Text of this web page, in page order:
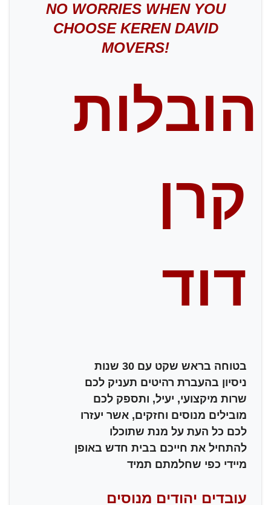
NO WORRIES WHEN YOU
CHOOSE KEREN DAVID
MOVERS!
הובלות
קרן
דוד
בטוחה בראש שקט עם 30 שנות
ניסיון בהעברת רהיטים תעניק לכם
שרות מיקצועי, יעיל, ותספק לכם
מובילים מנוסים וחזקים, אשר יעזרו
לכם כל העת על מנת שתוכלו
להתחיל את חייכם בבית חדש באופן
מיידי כפי שחלמתם תמיד
עובדים יהודים מנוסים